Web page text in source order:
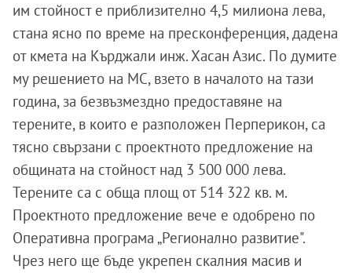
им стойност е приблизително 4,5 милиона лева,
стана ясно по време на пресконференция, дадена
от кмета на Кърджали инж. Хасан Азис. По думите
му решението на МС, взето в началото на тази
година, за безвъзмездно предоставяне на
терените, в които е разположен Перперикон, са
тясно свързани с проектното предложение на
общината на стойност над 3 500 000 лева.
Терените са с обща площ от 514 322 кв. м.
Проектното предложение вече е одобрено по
Оперативна програма „Регионално развитие".
Чрез него ще бъде укрепен скалния масив и